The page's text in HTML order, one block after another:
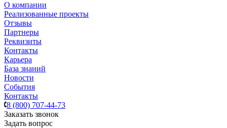
О компании
Реализованные проекты
Отзывы
Партнеры
Реквизиты
Контакты
Карьера
База знаний
Новости
События
Контакты
8 (800) 707-44-73
Заказать звонок
Задать вопрос